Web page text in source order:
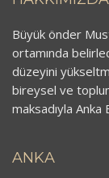
Büyük önder
ortamında
düzeyini
bireysel ve
maksadıyla Anka
ANKA